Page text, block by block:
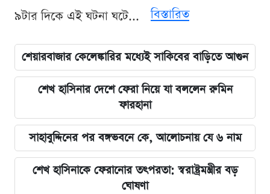
৯টার দিকে এই ঘটনা ঘটে...
বিস্তারিত
শেয়ারবাজার কেলেঙ্কারির মধ্যেই সাকিবের বাড়িতে আগুন
শেখ হাসিনার দেশে ফেরা নিয়ে যা বললেন রুমিন
ফারহানা
সাহাবুদ্দিনের পর বঙ্গভবনে কে, আলোচনায় যে ৬ নাম
শেখ হাসিনাকে ফেরানোর তৎপরতা: স্বরাষ্ট্রমন্ত্রীর বড়
ঘোষণা